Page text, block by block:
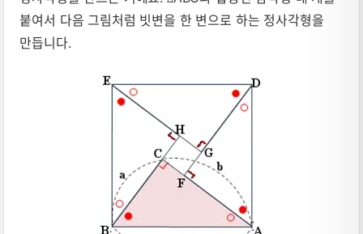
붙여서 다음 그림처럼 빗변을 한 변으로 하는 정사각형을
만듭니다.